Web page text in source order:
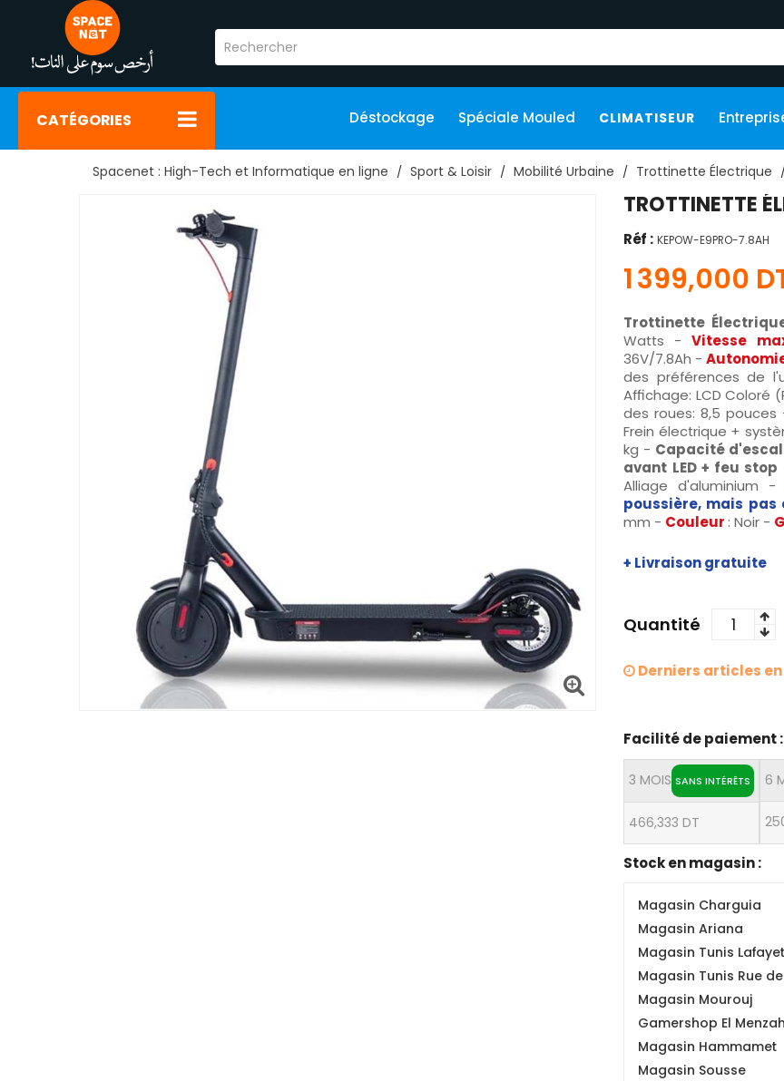
CATÉGORIES Déstockage Spéciale Mouled CLIMATISEUR
Spacenet : High-Tech et Informatique en ligne Sport & Loisir Mobilité Urbaine ‎Trottinette Électrique
TROTTINETTE
Réf : KEPOW-E9PRO-7.8AH
1 399,000
Trottinette Électrique
Watts -Vitesse
36V/7.8Ah -
des préférences de
Affichage: LCD Coloré
des roues: 8,5
Frein électrique +
kg - Capacité
avant LED + feu
Alliage d'aluminium -
poussière, mais
mm - Couleur : Noir -
+ Livraison gratuite
Quantité
Derniers articles
Facilité de paiement :
3 MOIS SANS INTÉRÊTS
466,333 DT
6
Stock en magasin :
Magasin Charguia
Magasin Ariana
Magasin Tunis
Magasin Tunis Rue
Magasin Mourouj
Gamershop El
Magasin Hammamet
Magasin Sousse